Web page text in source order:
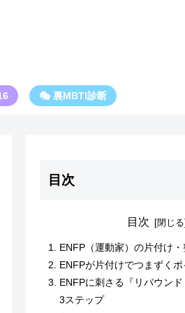
🎭 裏MBTI診断
目次
目次
ENFP（運動家）の片付け
ENFPが片付けでつまずくポ
ENFPに刺さる『リバウンド
3ステップ